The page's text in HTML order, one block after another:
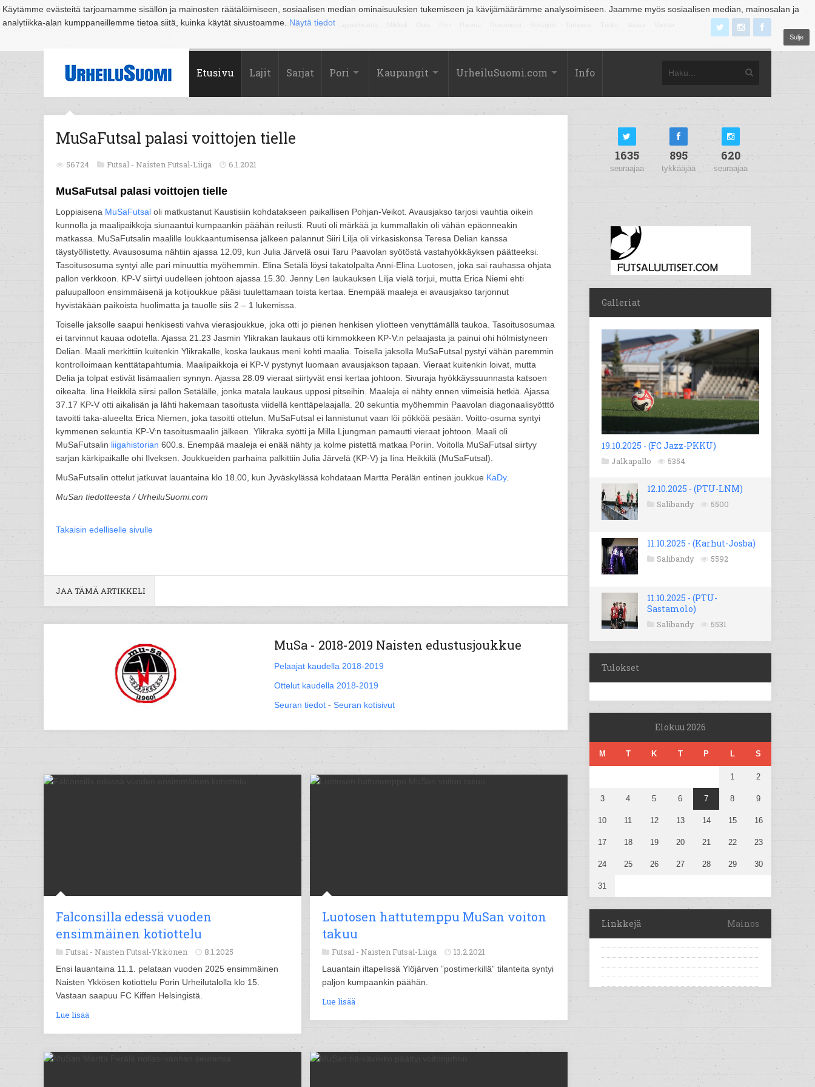
Käytämme evästeitä tarjoamamme sisällön ja mainosten räätälöimiseen, sosiaalisen median ominaisuuksien tukemiseen ja kävijämäärämme analysoimiseen. Jaamme myös sosiaalisen median, mainosalan ja
analytiikka-alan kumppaneillemme tietoa siitä, kuinka käytät sivustoamme. Näytä tiedot
Sulje
Suomi Espoo Helsinki Hämeenlinna Joensuu Jyväskylä Kouvola Kuopio Lahti
Etusivu Lajit Sarjat Pori Kaupungit UrheiluSuomi.com Info
MuSaFutsal palasi voittojen tielle
56724 Futsal - Naisten Futsal-Liiga 6.1.2021
MuSaFutsal palasi voittojen tielle
Loppiaisena MuSaFutsal oli matkustanut Kaustisiin kohdatakseen paikallisen Pohjan-Veikot. Avausjakso tarjosi vauhtia oikein
kunnolla ja maalipaikkoja siunaantui kumpaankin päähän reilusti. Ruuti oli märkää ja kummallakin oli vähän epäonneakin
matkassa. MuSaFutsalin maalille loukkaantumisensa jälkeen palannut Siiri Lilja oli virkasiskonsa Teresa Delian kanssa
täystyöllistetty. Avausosuma nähtiin ajassa 12.09, kun Julia Järvelä osui Taru Paavolan syötöstä vastahyökkäyksen päätteeksi.
Tasoitusosuma syntyi alle pari minuuttia myöhemmin. Elina Setälä löysi takatolpalta Anni-Elina Luotosen, joka sai rauhassa ohjata
pallon verkkoon. KP-V siirtyi uudelleen johtoon ajassa 15.30. Jenny Len laukauksen Lilja vielä torjui, mutta Erica Niemi ehti
paluupalloon ensimmäisenä ja kotijoukkue pääsi tuulettamaan toista kertaa. Enempää maaleja ei avausjakso tarjonnut
hyvistäkään paikoista huolimatta ja tauolle siis 2 – 1 lukemissa.
Toiselle jaksolle saapui henkisesti vahva vierasjoukkue, joka otti jo pienen henkisen yliotteen venyttämällä taukoa. Tasoitusosumaa
ei tarvinnut kauaa odotella. Ajassa 21.23 Jasmin Ylikrakan laukaus otti kimmokkeen KP-V:n pelaajasta ja painui ohi hölmistyneen
Delian. Maali merkittiin kuitenkin Ylikrakalle, koska laukaus meni kohti maalia. Toisella jaksolla MuSaFutsal pystyi vähän paremmin
kontrolloimaan kenttätapahtumia. Maalipaikkoja ei KP-V pystynyt luomaan avausjakson tapaan. Vieraat kuitenkin loivat, mutta
Delia ja tolpat estivät lisämaalien synnyn. Ajassa 28.09 vieraat siirtyvät ensi kertaa johtoon. Sivuraja hyökkäyssuunnasta katsoen
oikealta. Iina Heikkilä siirsi pallon Setälälle, jonka matala laukaus upposi pitseihin. Maaleja ei nähty ennen viimeisiä hetkiä. Ajassa
37.17 KP-V otti aikalisän ja lähti hakemaan tasoitusta viidellä kenttäpelaajalla. 20 sekuntia myöhemmin Paavolan diagonaalisyötttö
tavoitti taka-alueelta Erica Niemen, joka tasoitti ottelun. MuSaFutsal ei lannistunut vaan löi pökköä pesään. Voitto-osuma syntyi
kymmenen sekuntia KP-V:n tasoitusmaalin jälkeen. Ylikraka syötti ja Milla Ljungman pamautti vieraat johtoon. Maali oli
MuSaFutsalin liigahistorian 600.s. Enempää maaleja ei enää nähty ja kolme pistettä matkaa Poriin. Voitolla MuSaFutsal siirtyy
sarjan kärkipaikalle ohi Ilveksen. Joukkueiden parhaina palkittiin Julia Järvelä (KP-V) ja Iina Heikkilä (MuSaFutsal).
MuSaFutsalin ottelut jatkuvat lauantaina klo 18.00, kun Jyväskylässä kohdataan Martta Perälän entinen joukkue KaDy.
MuSan tiedotteesta / UrheiluSuomi.com
Takaisin edelliselle sivulle
JAA TÄMÄ ARTIKKELI
MuSa - 2018-2019 Naisten edustusjoukkue
Pelaajat kaudella 2018-2019
Ottelut kaudella 2018-2019
Seuran tiedot - Seuran kotisivut
Falconsilla edessä vuoden
ensimmäinen kotiottelu
Futsal - Naisten Futsal-Ykkönen 8.1.2025
Ensi lauantaina 11.1. pelataan vuoden 2025 ensimmäinen
Naisten Ykkösen kotiottelu Porin Urheilutalolla klo 15.
Vastaan saapuu FC Kiffen Helsingistä.
Lue lisää
Luotosen hattutemppu MuSan voiton
takuu
Futsal - Naisten Futsal-Liiga 13.2.2021
Lauantain iltapelissä Ylöjärven ”postimerkillä” tilanteita syntyi
paljon kumpaankin päähän.
Lue lisää
1635
seuraajaa
895
tykkääjää
620
seuraajaa
Galleriat
19.10.2025 - (FC Jazz-PKKU)
Jalkapallo 5354
12.10.2025 - (PTU-LNM)
Salibandy 5500
11.10.2025 - (Karhut-Josba)
Salibandy 5592
11.10.2025 - (PTU-
Sastamolo)
Salibandy 5531
Tulokset
Elokuu 2026
M T K T P L S
1 2
3 4 5 6 7 8 9
10 11 12 13 14 15 16
17 18 19 20 21 22 23
24 25 26 27 28 29 30
31
Linkkejä Mainos